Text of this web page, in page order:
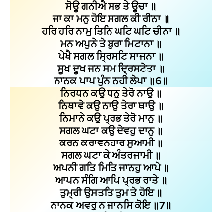
ਸੋਊ ਗਨੀਐ ਸਭ ਤੇ ਊਚਾ ॥
ਜਾ ਕਾ ਮਨੁ ਹੋਇ ਸਗਲ ਕੀ ਰੀਨਾ ॥
ਹਰਿ ਹਰਿ ਨਾਮੁ ਤਿਨਿ ਘਟਿ ਘਟਿ ਚੀਨਾ ॥
ਮਨ ਅਪੁਨੇ ਤੇ ਬੁਰਾ ਮਿਟਾਨਾ ॥
ਪੇਖੈ ਸਗਲ ਸ੍ਰਿਸਟਿ ਸਾਜਨਾ ॥
ਸੂਖ ਦੂਖ ਜਨ ਸਮ ਦ੍ਰਿਸਟੇਤਾ ॥
ਨਾਨਕ ਪਾਪ ਪੁੰਨ ਨਹੀ ਲੇਪਾ ॥6॥
ਨਿਰਧਨ ਕਉ ਧਨੁ ਤੇਰੋ ਨਾਉ ॥
ਨਿਥਾਵੇ ਕਉ ਨਾਉ ਤੇਰਾ ਥਾਉ ॥
ਨਿਮਾਨੇ ਕਉ ਪ੍ਰਭ ਤੇਰੋ ਮਾਨੁ ॥
ਸਗਲ ਘਟਾ ਕਉ ਦੇਵਹੁ ਦਾਨੁ ॥
ਕਰਨ ਕਰਾਵਨਹਾਰ ਸੁਆਮੀ ॥
ਸਗਲ ਘਟਾ ਕੇ ਅੰਤਰਜਾਮੀ ॥
ਅਪਨੀ ਗਤਿ ਮਿਤਿ ਜਾਨਹੁ ਆਪੇ ॥
ਆਪਨ ਸੰਗਿ ਆਪਿ ਪ੍ਰਭ ਰਾਤੇ ॥
ਤੁਮ੍‍ਰੀ ਉਸਤਤਿ ਤੁਮ ਤੇ ਹੋਇ ॥
ਨਾਨਕ ਅਵਰੁ ਨ ਜਾਨਸਿ ਕੋਇ ॥7॥